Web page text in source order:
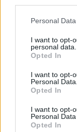
negar su
de su
rechazar tal
cualquier
visitando nuestra
Personal
I want to opt-
personal data.
Opted In
I want to opt-
Personal Data.
Opted In
I want to opt-
Personal
Opted In